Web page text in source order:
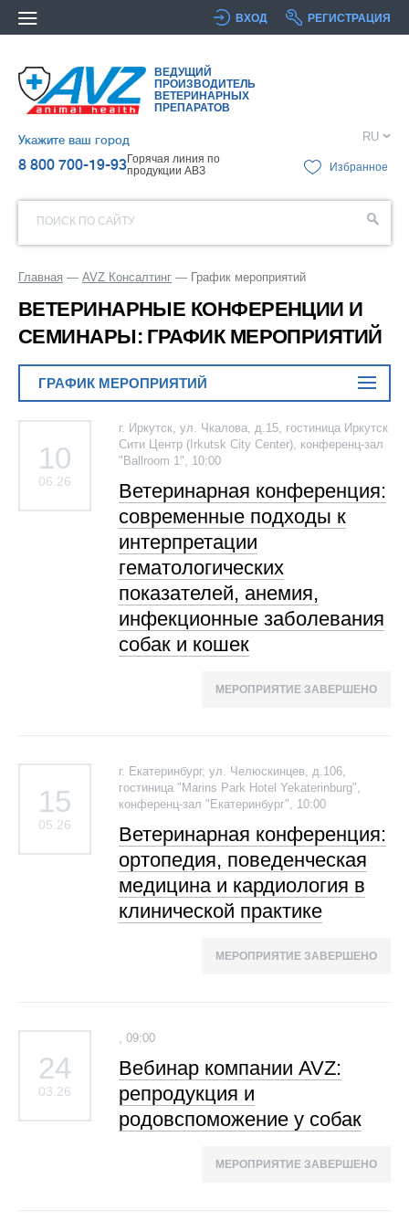
ВХОД РЕГИСТРАЦИЯ
ВЕДУЩИЙ
ПРОИЗВОДИТЕЛЬ
ВЕТЕРИНАРНЫХ
ПРЕПАРАТОВ
Укажите ваш город
8 800 700-19-93Горячая линия по
продукции АВЗ
RU
Избранное
ПОИСК ПО САЙТУ
Главная AVZ Консалтинг График мероприятий
ВЕТЕРИНАРНЫЕ КОНФЕРЕНЦИИ И
СЕМИНАРЫ: ГРАФИК МЕРОПРИЯТИЙ
ГРАФИК МЕРОПРИЯТИЙ
10
06.26
г. Иркутск, ул. Чкалова, д.15, гостиница Иркутск
Сити Центр (Irkutsk City Center), конференц-зал
"Ballroom 1", 10:00
Ветеринарная конференция:
современные подходы к
интерпретации
гематологических
показателей, анемия,
инфекционные заболевания
собак и кошек
МЕРОПРИЯТИЕ ЗАВЕРШЕНО
15
05.26
г. Екатеринбург, ул. Челюскинцев, д.106,
гостиница "Marins Park Hotel Yekaterinburg",
конференц-зал "Екатеринбург", 10:00
Ветеринарная конференция:
ортопедия, поведенческая
медицина и кардиология в
клинической практике
МЕРОПРИЯТИЕ ЗАВЕРШЕНО
24
03.26
, 09:00
Вебинар компании AVZ:
репродукция и
родовспоможение у собак
МЕРОПРИЯТИЕ ЗАВЕРШЕНО